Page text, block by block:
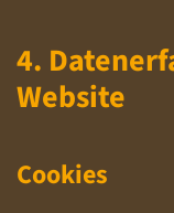
4.
Website
Cookies